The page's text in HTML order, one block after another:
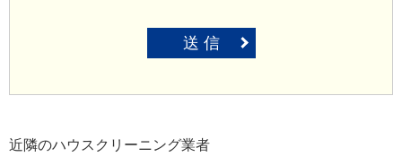
送 信
近隣のハウスクリーニング業者